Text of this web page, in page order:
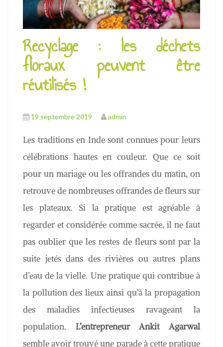
Recyclage : les déchets
floraux peuvent être
réutilisés !
19 septembre 2019 admin
Les traditions en Inde sont connues pour leurs
célébrations hautes en couleur. Que ce soit
pour un mariage ou les offrandes du matin, on
retrouve de nombreuses offrandes de fleurs sur
les plateaux. Si la pratique est agréable à
regarder et considérée comme sacrée, il ne faut
pas oublier que les restes de fleurs sont par la
suite jetés dans des rivières ou autres plans
d’eau de la vielle. Une pratique qui contribue à
la pollution des lieux ainsi qu’à la propagation
des maladies infectieuses ravageant la
population. L’entrepreneur Ankit Agarwal
semble avoir trouvé une parade à cette pratique